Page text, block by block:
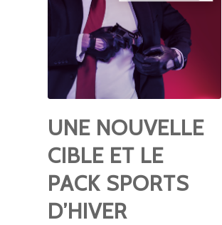
UNE NOUVELLE
CIBLE ET LE
PACK SPORTS
D’HIVER